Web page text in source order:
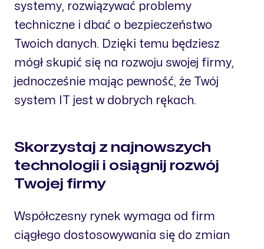
systemy, rozwiązywać problemy
techniczne i dbać o bezpieczeństwo
Twoich danych. Dzięki temu będziesz
mógł skupić się na rozwoju swojej firmy,
jednocześnie mając pewność, że Twój
system IT jest w dobrych rękach.
Skorzystaj z najnowszych
technologii i osiągnij rozwój
Twojej firmy
Współczesny rynek wymaga od firm
ciągłego dostosowywania się do zmian